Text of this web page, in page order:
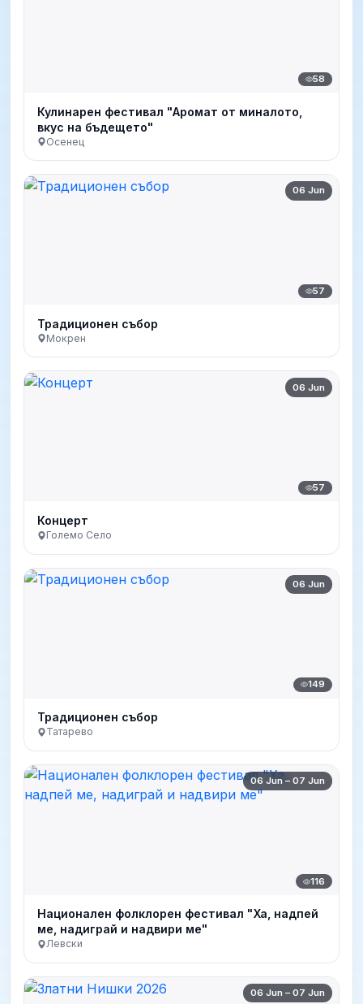
58
Кулинарен фестивал "Аромат от миналото,
вкус на бъдещето"
Осенец
06 Jun
57
Традиционен събор
Мокрен
06 Jun
57
Концерт
Големо Село
06 Jun
149
Традиционен събор
Татарево
06 Jun – 07 Jun
116
Национален фолклорен фестивал "Ха, надпей
ме, надиграй и надвири ме"
Левски
06 Jun – 07 Jun